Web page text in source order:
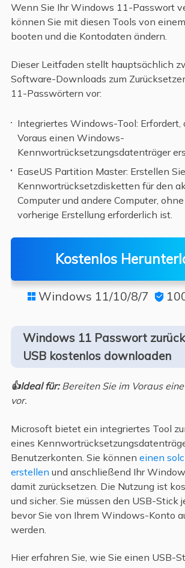
Wenn Sie Ihr Windows 11-Passwort
können Sie mit diesen Tools von
booten und die Kontodaten ändern.
Dieser Leitfaden stellt hauptsächlich
Software-Downloads zum
11-Passwörtern vor:
Integriertes Windows-Tool: Erfordert,
Voraus einen Windows-
Kennwortrücksetzungsdatenträger
EaseUS Partition Master: Erstellen Sie
Kennwortrücksetzdisketten für den
Computer und andere Computer,
vorherige Erstellung erforderlich ist.
Kostenlos
 Windows 11/10/8/7 
Windows 11 Passwort
USB kostenlos downloaden
👍Ideal für:Bereiten Sie im Voraus
vor.
Microsoft bietet ein integriertes Tool
eines
Benutzerkonten. Sie können einen
erstellen und anschließend Ihr
damit zurücksetzen. Die Nutzung ist
und sicher. Sie müssen den USB-Stick
bevor Sie von Ihrem Windows-Konto
werden.
Hier erfahren Sie, wie Sie einen USB-